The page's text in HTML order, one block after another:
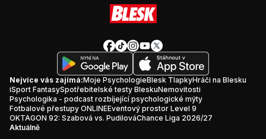
Nejvíce vás zajímá:Moje PsychologieBlesk TlapkyHráči na Blesku
iSport FantasySpotřebitelské testy BleskuNemovitosti
Psychologika - podcast rozbíjející psychologické mýty
Fotbalové přestupy ONLINEEventový prostor Level 9
OKTAGON 92: Szabová vs. PudilováChance Liga 2026/27
Aktuálně